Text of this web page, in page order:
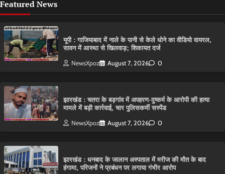
Featured News
यूपी : गाजियाबाद में नाले के पानी से केले धोने का वीडियो वायरल,
सावन में आस्था से खिलवाड़; शिकायत दर्ज
NewsXpoz August 7, 2026 0
झारखंड : चतरा के बड़गांव में अपहरण-दुष्कर्म के आरोपी की हत्या
मामले में बड़ी कार्रवाई, चार पुलिसकर्मी सस्पेंड
NewsXpoz August 7, 2026 0
झारखंड : धनबाद के जालान अस्पताल में मरीज की मौत के बाद
हंगामा, परिजनों ने प्रबंधन पर लगाया गंभीर आरोप